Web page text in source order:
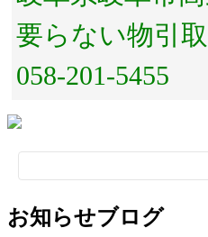
要らない物引
058-201-5455
索:
お知らせブログ